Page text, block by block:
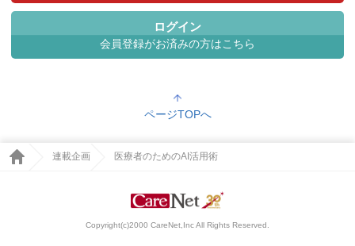
ログイン
会員登録がお済みの方はこちら
ページTOPへ
連載企画 医療者のためのAI活用術
Copyright(c)2000 CareNet,Inc All Rights Reserved.